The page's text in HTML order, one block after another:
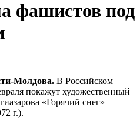
фашистов под
Молдова. В Российском
покажут художественный
«Горячий снег»
г.).